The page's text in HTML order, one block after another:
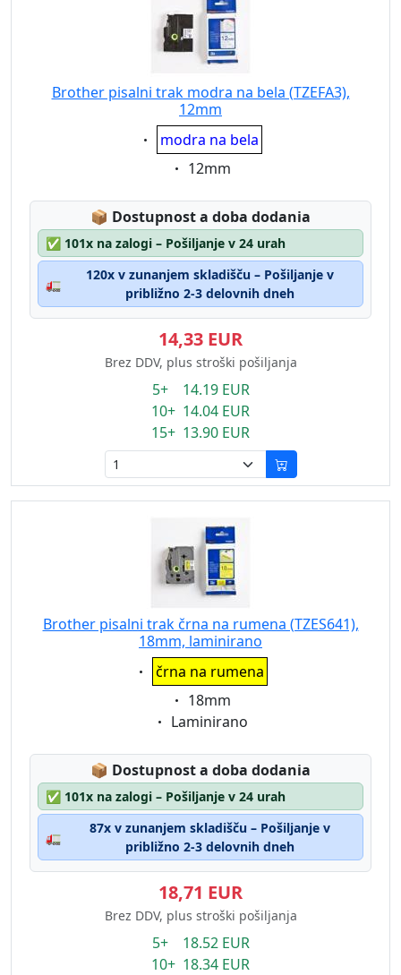
Brother pisalni trak modra na bela (TZEFA3),
12mm
Eigenschaft:
modra na bela
Eigenschaft:
12mm
📦 Lagerstatus:
Dostupnost a doba dodania
✅ 101x na zalogi – Pošiljanje v 24 urah
🚛
120x v zunanjem skladišču – Pošiljanje v
približno 2-3 delovnih dneh
14,33 EUR
Brez DDV, plus stroški pošiljanja
5+ 14.19 EUR
10+ 14.04 EUR
15+ 13.90 EUR
Brother pisalni trak črna na rumena (TZES641),
18mm, laminirano
Eigenschaft:
črna na rumena
Eigenschaft:
18mm
Eigenschaft:
Laminirano
📦 Lagerstatus:
Dostupnost a doba dodania
✅ 101x na zalogi – Pošiljanje v 24 urah
🚛
87x v zunanjem skladišču – Pošiljanje v
približno 2-3 delovnih dneh
18,71 EUR
Brez DDV, plus stroški pošiljanja
5+ 18.52 EUR
10+ 18.34 EUR